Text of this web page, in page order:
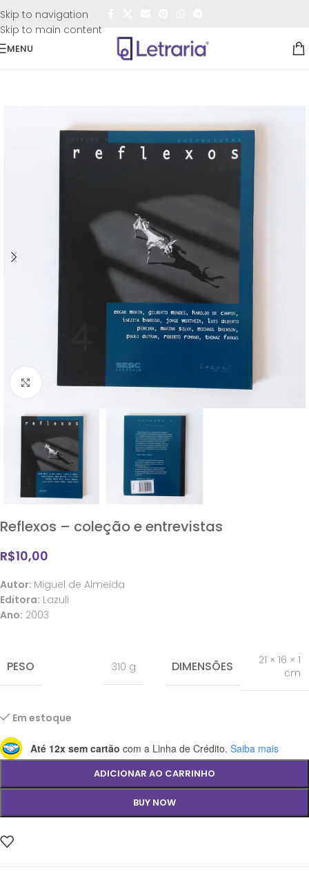
Skip to navigation
Skip to main content
FRETE GRÁTIS
MENU
Clique para ampliar
Reflexos – coleção e entrevistas
R$10,00
Autor: Miguel de Almeida
Editora: Lazuli
Ano: 2003
PESO 310 g DIMENSÕES
21 × 16 × 1
cm
Em estoque
Até 12x sem cartão com a Linha de Crédito. Saiba mais
ADICIONAR AO CARRINHO
BUY NOW